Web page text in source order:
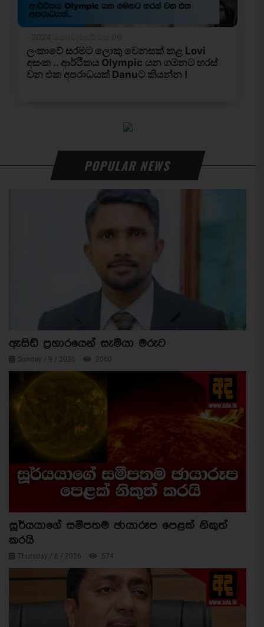
POPULAR NEWS
ඇසිඩ් ප්‍රහාරයෙන් සැමියා මරුට
Sunday / 9 / 2026 2060
සූර්යයාගේ සමීපතම ඡායාරූප පෙළක් නිකුත්
කරයි
Thursday / 6 / 2026 574